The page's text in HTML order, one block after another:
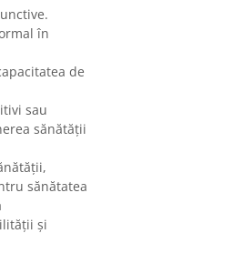
în
de
sau
sănătății
sănătatea
și